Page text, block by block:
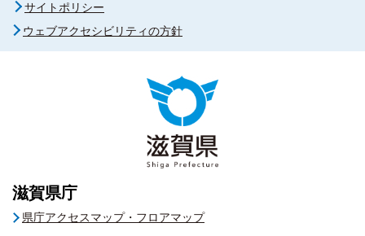
サイトポリシー
ウェブアクセシビリティの方針
滋賀県庁
県庁アクセスマップ・フロアマップ